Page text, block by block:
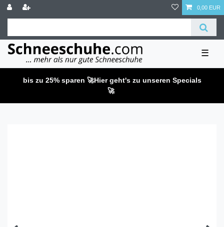
0,00 EUR
☰
bis zu 25% sparen 🚀Hier geht's zu unseren Specials
🚀